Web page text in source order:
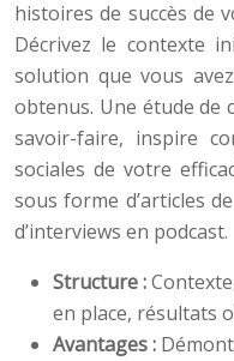
histoires de succès de
Décrivez le contexte
solution que vous
obtenus. Une étude de
savoir-faire, inspire
sociales de votre
sous forme d’articles
d’interviews en podcast.
Structure :
en place, résultats
Avantages :